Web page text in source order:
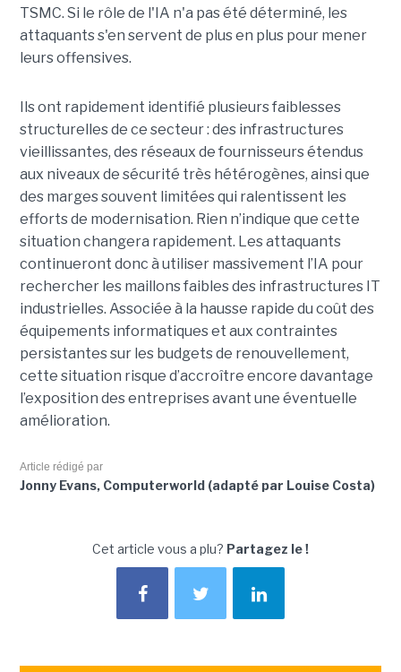
TSMC. Si le rôle de l'IA n'a pas été déterminé, les
attaquants s'en servent de plus en plus pour mener
leurs offensives.
Ils ont rapidement identifié plusieurs faiblesses
structurelles de ce secteur : des infrastructures
vieillissantes, des réseaux de fournisseurs étendus
aux niveaux de sécurité très hétérogènes, ainsi que
des marges souvent limitées qui ralentissent les
efforts de modernisation. Rien n’indique que cette
situation changera rapidement. Les attaquants
continueront donc à utiliser massivement l’IA pour
rechercher les maillons faibles des infrastructures IT
industrielles. Associée à la hausse rapide du coût des
équipements informatiques et aux contraintes
persistantes sur les budgets de renouvellement,
cette situation risque d’accroître encore davantage
l’exposition des entreprises avant une éventuelle
amélioration.
Article rédigé par
Jonny Evans, Computerworld (adapté par Louise Costa)
Cet article vous a plu? Partagez le !